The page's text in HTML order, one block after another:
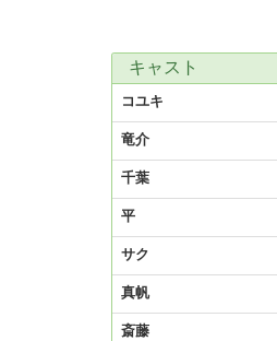
キャスト
コユキ
竜介
千葉
平
サク
真帆
斎藤